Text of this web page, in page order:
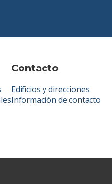
Contacto
Edificios y direcciones
Información de contacto